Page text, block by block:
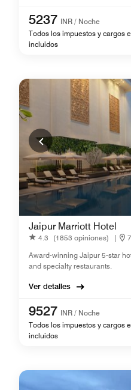
5237 INR / Noche
Todos los impuestos y cargos
incluidos
Jaipur Marriott Hotel
4.3 (1853 opiniones) |
Award-winning Jaipur 5-star
and specialty restaurants.
Ver detalles
9527 INR / Noche
Todos los impuestos y cargos
incluidos